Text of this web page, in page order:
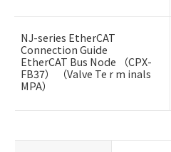
NJ-series EtherCAT
Connection Guide
EtherCAT Bus Node （CPX-
FB37） （Valve Te r m inals
MPA）